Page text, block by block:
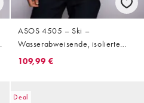
ASOS 4505 – Ski –
Wasserabweisende, isolierte
Pufferjacke in Schwarz
109,99 €
Deal